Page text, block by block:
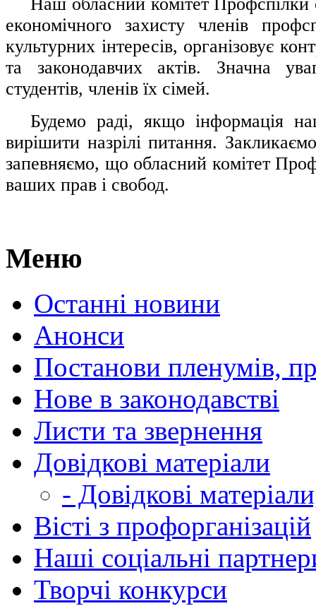
економічного захисту членів
культурних інтересів, організовує
та законодавчих актів. Значна
студентів, членів їх сімей.
Будемо раді, якщо інформація
вирішити назрілі питання.
запевняємо, що обласний комітет
ваших прав і свобод.
Меню
Останні новини
Анонси
Постанови пленумів,
Нове в законодавстві
Листи та звернення
Довідкові матеріали
- Довідкові
Вісті з профорганізацій
Наші соціальні
Творчі конкурси